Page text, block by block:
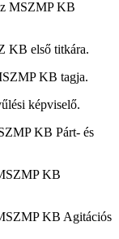
MSZMP KB
KB első titkára.
KB tagja.
képviselő.
KB Párt- és
KB
KB Agitációs